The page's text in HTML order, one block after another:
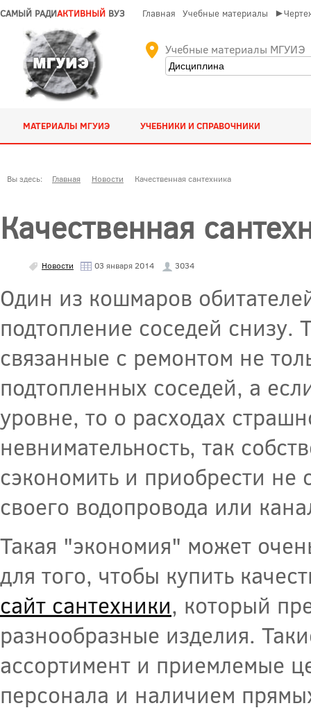
САМЫЙ РАДИАКТИВНЫЙ ВУЗ Главная Учебные материалы
Учебные материалы МГУИЭ
МАТЕРИАЛЫ МГУИЭ УЧЕБНИКИ И СПРАВОЧНИКИ
Вы здесь: Главная Новости Качественная сантехника
Качественная
Новости 03 января 2014 3034
Один из кошмаров
подтопление соседей снизу.
связанные с ремонтом не
подтопленных соседей, а
уровне, то о расходах
невнимательность, так
сэкономить и приобрести
своего водопровода или
Такая "экономия" может
для того, чтобы купить
сайт сантехники, который
разнообразные изделия.
ассортимент и приемлемые
персонала и наличием